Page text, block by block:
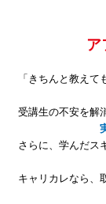
ア
「きちんと教え
受講生の不安を解
さらに、学んだス
キャリカレなら、